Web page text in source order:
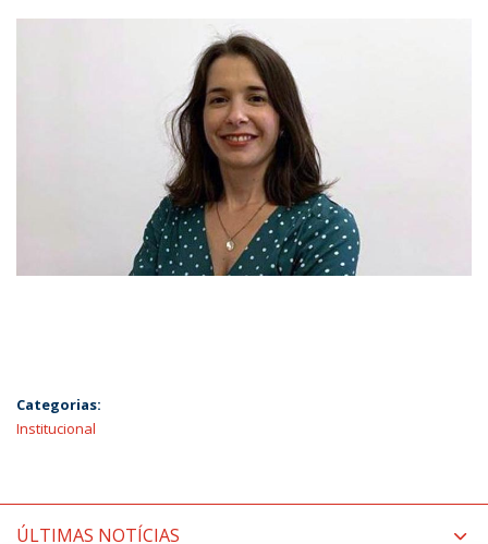
Categorias:
Institucional
ÚLTIMAS NOTÍCIAS